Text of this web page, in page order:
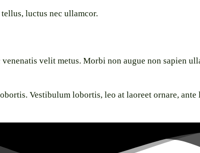
luctus nec ullamcor.
velit metus. Morbi non augue non sapien
Vestibulum lobortis, leo at laoreet ornare,